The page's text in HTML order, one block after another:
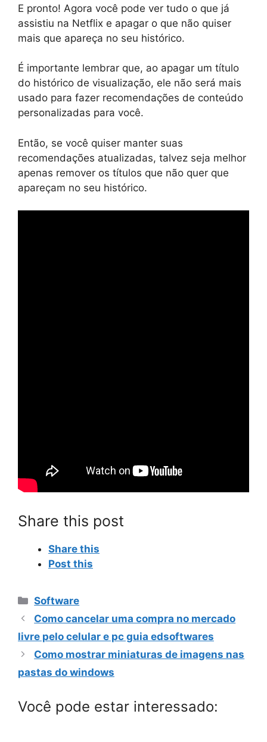
E pronto! Agora você pode ver tudo o que já
assistiu na Netflix e apagar o que não quiser
mais que apareça no seu histórico.
É importante lembrar que, ao apagar um título
do histórico de visualização, ele não será mais
usado para fazer recomendações de conteúdo
personalizadas para você.
Então, se você quiser manter suas
recomendações atualizadas, talvez seja melhor
apenas remover os títulos que não quer que
apareçam no seu histórico.
Share this post
Share this
Post this
Categorias
Software
Como cancelar uma compra no mercado
livre pelo celular e pc guia edsoftwares
Como mostrar miniaturas de imagens nas
pastas do windows
Você pode estar interessado: